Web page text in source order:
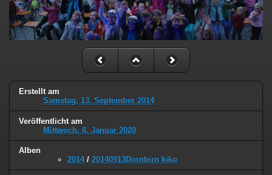
Erstellt am
Samstag, 13. September 2014
Veröffentlicht am
Mittwoch, 8. Januar 2020
Alben
2014/ 20140913Dornbirn kiko